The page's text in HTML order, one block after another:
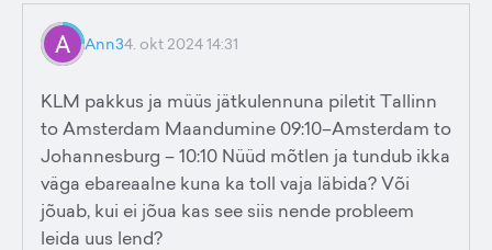
Ann34. okt 2024 14:31
KLM pakkus ja müüs jätkulennuna piletit Tallinn
to Amsterdam Maandumine 09:10–Amsterdam to
Johannesburg – 10:10 Nüüd mõtlen ja tundub ikka
väga ebareaalne kuna ka toll vaja läbida? Või
jõuab, kui ei jõua kas see siis nende probleem
leida uus lend?